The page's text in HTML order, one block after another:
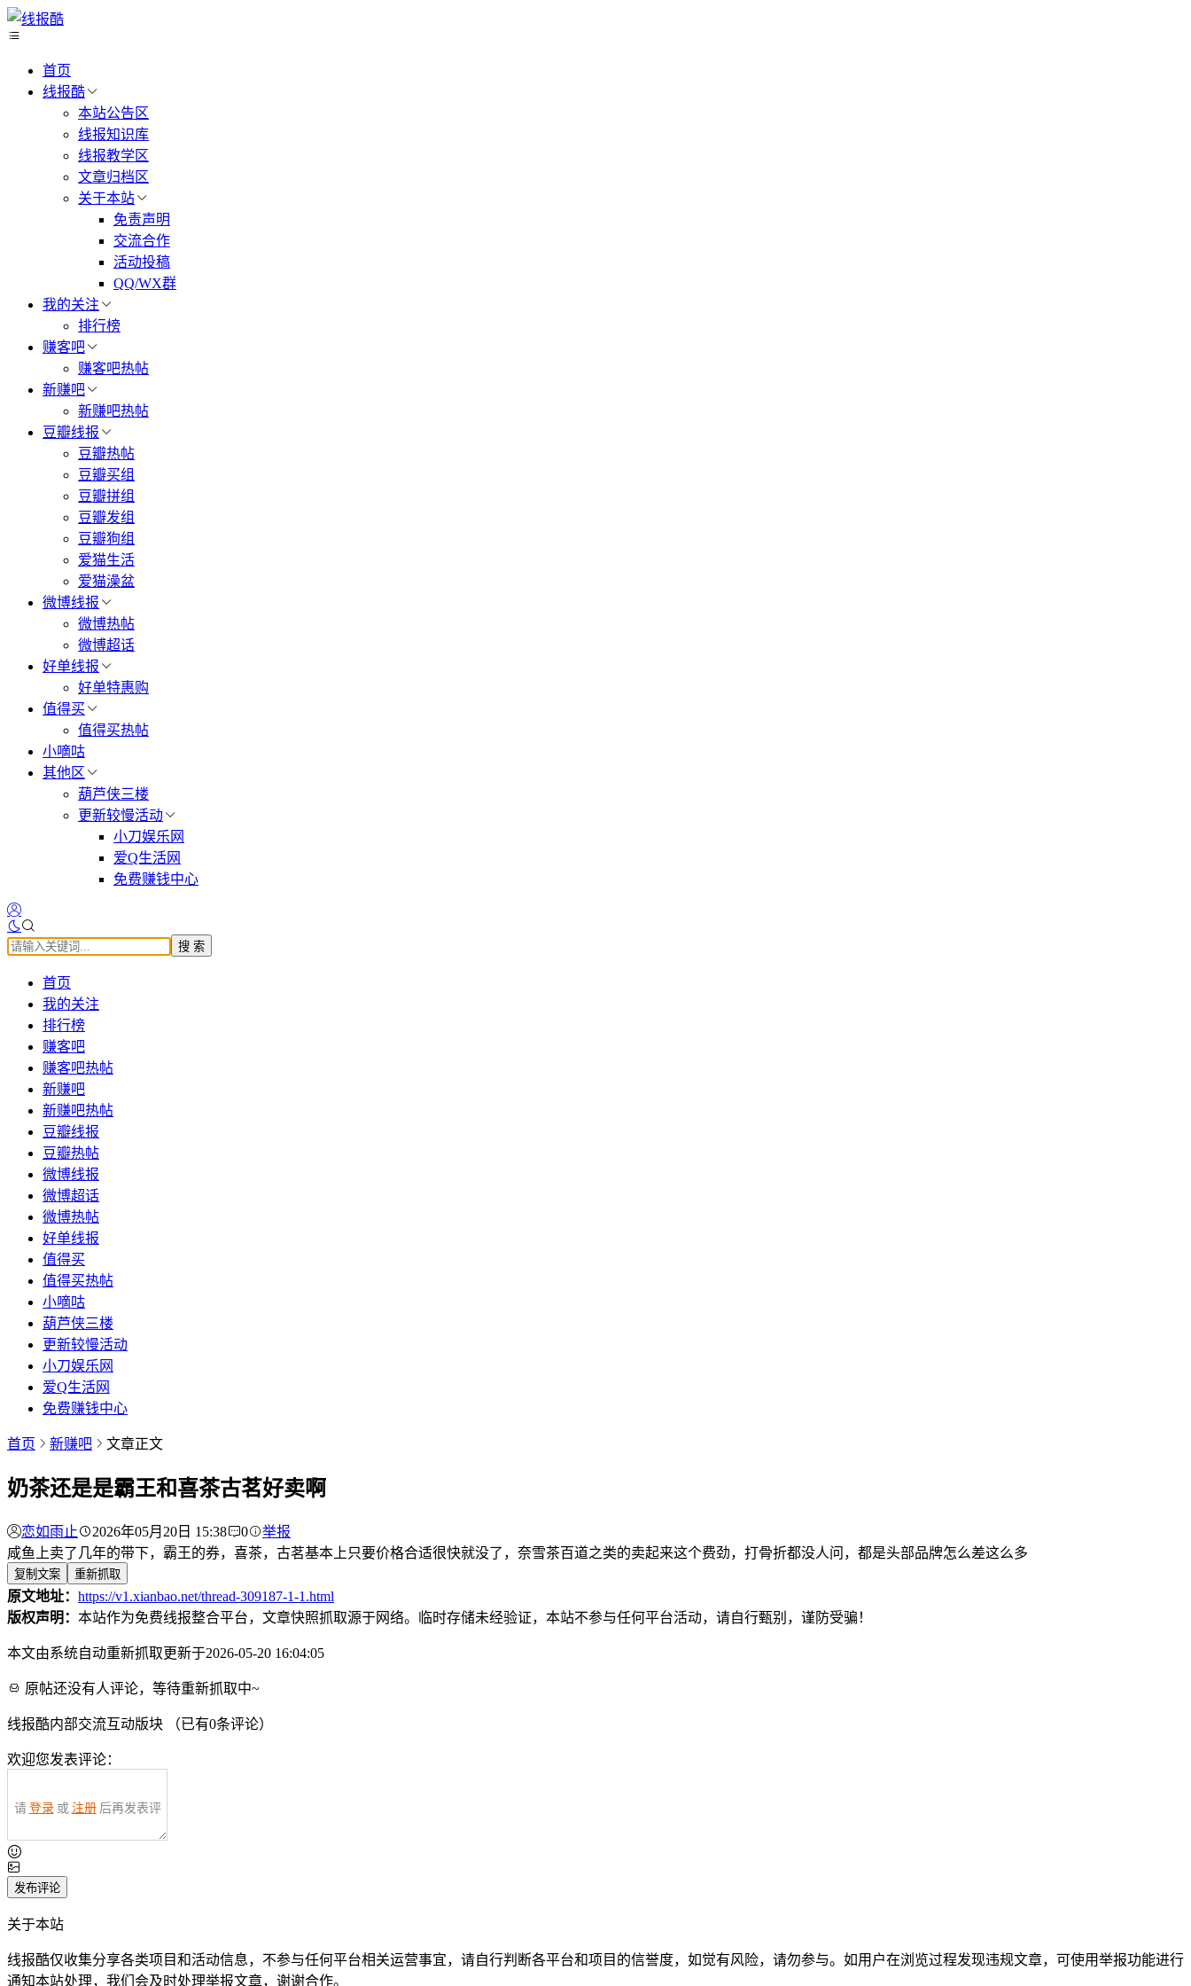
首页
线报酷
本站公告区
线报知识库
线报教学区
文章归档区
关于本站
免责声明
交流合作
活动投稿
QQ/WX群
我的关注
排行榜
赚客吧
赚客吧热帖
新赚吧
新赚吧热帖
豆瓣线报
豆瓣热帖
豆瓣买组
豆瓣拼组
豆瓣发组
豆瓣狗组
爱猫生活
爱猫澡盆
微博线报
微博热帖
微博超话
好单线报
好单特惠购
值得买
值得买热帖
小嘀咕
其他区
葫芦侠三楼
更新较慢活动
小刀娱乐网
爱Q生活网
免费赚钱中心
搜 索
首页
我的关注
排行榜
赚客吧
赚客吧热帖
新赚吧
新赚吧热帖
豆瓣线报
豆瓣热帖
微博线报
微博超话
微博热帖
好单线报
值得买
值得买热帖
小嘀咕
葫芦侠三楼
更新较慢活动
小刀娱乐网
爱Q生活网
免费赚钱中心
首页 新赚吧 文章正文
奶茶还是是霸王和喜茶古茗好卖啊
恋如雨止 2026年05月20日 15:38 0
举报
咸鱼上卖了几年的带下，霸王的券，喜茶，古茗基本上只要价格合适很快就没了，奈雪茶百道之类的卖起来这个费劲，打骨折都没人问，都是头部品牌怎么差这么多
复制文案 重新抓取
原文地址： https://v1.xianbao.net/thread-309187-1-1.html
版权声明： 本站作为免费线报整合平台，文章快照抓取源于网络。临时存储未经验证，本站不参与任何平台活动，请自行甄别，谨防受骗！
本文由系统自动重新抓取更新于2026-05-20 16:04:05
原帖还没有人评论，等待重新抓取中~
线报酷内部交流互动版块 （已有0条评论）
欢迎您发表评论：
请 登录 或 注册 后再发表评
发布评论
关于本站
线报酷仅收集分享各类项目和活动信息，不参与任何平台相关运营事宜，请自行判断各平台和项目的信誉度，如觉有风险，请勿参与。如用户在浏览过程发现违规文章，可使用举报功能进行
通知本站处理，我们会及时处理举报文章，谢谢合作。